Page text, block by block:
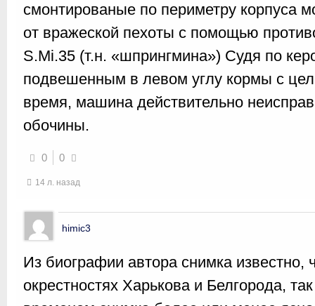
смонтированые по периметру корпуса
от вражеской пехоты с помощью
S.Mi.35 (т.н. «шпрингмина») Судя по
подвешенным в левом углу кормы с
время, машина действительно
обочины.
0 0
14 л. назад
himic3
Из биографии автора снимка известно,
окрестностях Харькова и Белгорода,